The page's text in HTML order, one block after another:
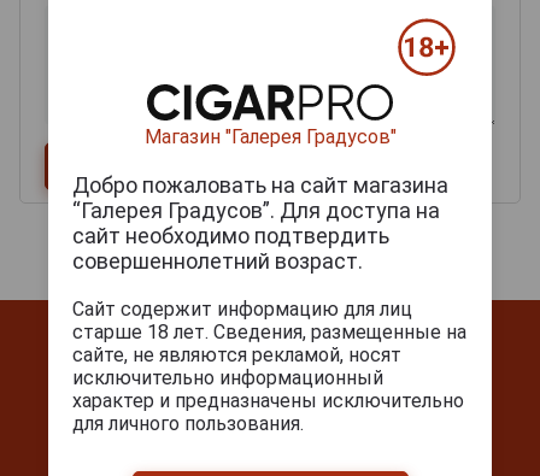
Магазин "Галерея Градусов"
Добро пожаловать на сайт магазина
“Галерея Градусов”. Для доступа на
сайт необходимо подтвердить
совершеннолетний возраст.
Сайт содержит информацию для лиц
старше 18 лет. Сведения, размещенные на
сайте, не являются рекламой, носят
исключительно информационный
характер и предназначены исключительно
для личного пользования.